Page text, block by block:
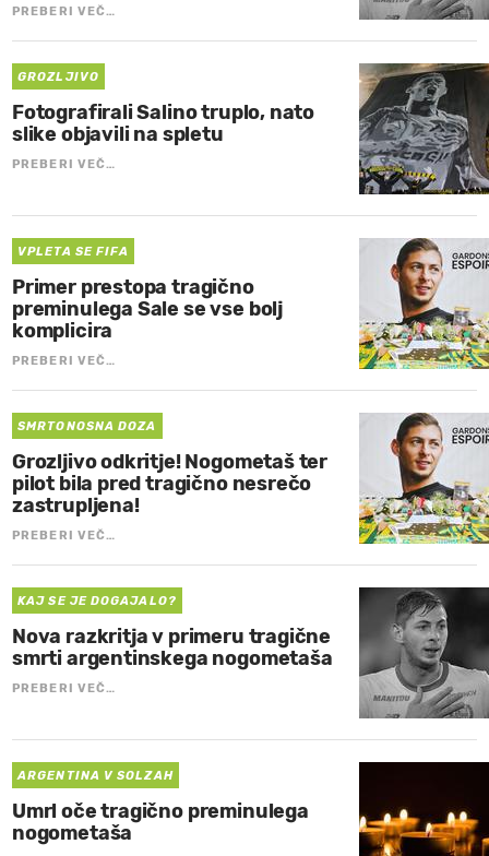
PREBERI VEČ…
GROZLJIVO
Fotografirali Salino truplo, nato
slike objavili na spletu
PREBERI VEČ…
VPLETA SE FIFA
Primer prestopa tragično
preminulega Sale se vse bolj
komplicira
PREBERI VEČ…
SMRTONOSNA DOZA
Grozljivo odkritje! Nogometaš ter
pilot bila pred tragično nesrečo
zastrupljena!
PREBERI VEČ…
KAJ SE JE DOGAJALO?
Nova razkritja v primeru tragične
smrti argentinskega nogometaša
PREBERI VEČ…
ARGENTINA V SOLZAH
Umrl oče tragično preminulega
nogometaša